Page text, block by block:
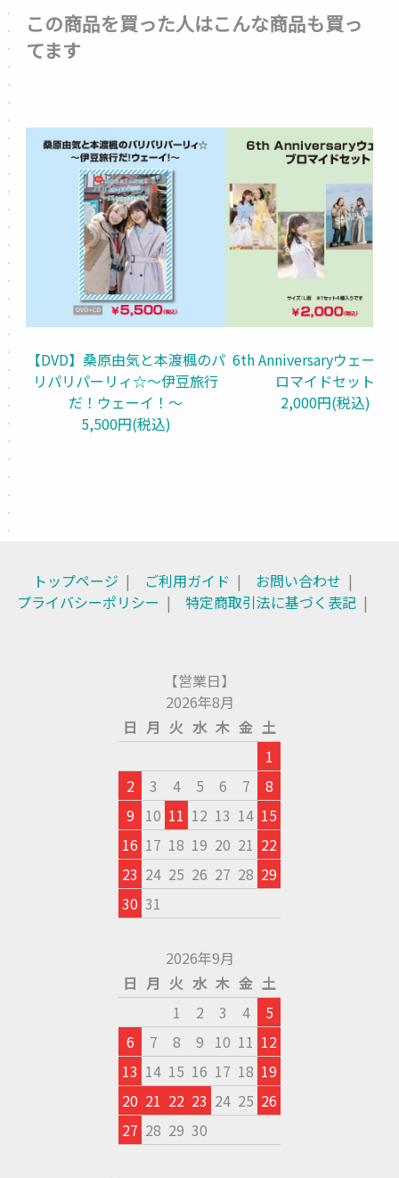
この商品を買った人はこんな商品も買っ
てます
【DVD】桑原由気と本渡楓のパ
リパリパーリィ☆～伊豆旅行
だ！ウェーイ！～
5,500円(税込)
6th Anniversaryウェーイ
ロマイドセット
2,000円(税込)
トップページ ご利用ガイド
お問い合わせ
プライバシーポリシー
特定商取引法に基づく表記
【営業日】
2026年8月
日 月 火 水 木 金 土
1
2
3 4 5 6 7
8
9 10 11 12 13 14 15
16 17 18 19 20 21 22
23 24 25 26 27 28 29
30 31
2026年9月
日 月 火 水 木 金 土
1
2 3 4
5
6
7 8 9 10 11 12
13 14 15 16 17 18 19
20 21 22 23 24 25 26
27 28 29 30